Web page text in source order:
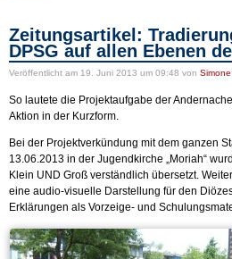
Zeitungsartikel:
DPSG auf allen Ebenen
Veröffentlicht am 19. Juni 2013 um 09:48 von
So lautete die Projektaufgabe der
Aktion in der Kurzform.
Bei der Projektverkündung mit dem ganzen
13.06.2013 in der Jugendkirche „Moriah“
Klein UND Groß verständlich übersetzt.
eine audio-visuelle Darstellung für den
Erklärungen als Vorzeige- und